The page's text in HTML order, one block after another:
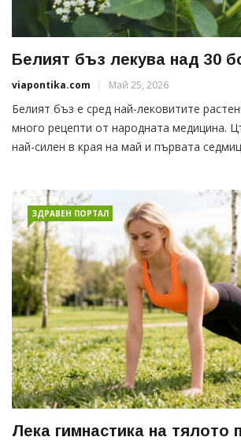
Белият бъз лекува над 30
viapontika.com Май 25, 2026
Белият бъз е сред най-лековитите
много рецепти от народната медицина.
най-силен в края на май и първата
ЗДРАВЕН ПОРТАЛ
Лека гимнастика на тялото